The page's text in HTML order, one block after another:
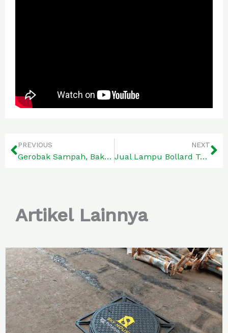
PREVIOUS
Gerobak Sampah, Bak sampah, dan Container Tempat Sampah Berkualitas
NEXT
Jual Lampu Bollard Terpercaya Berkualitas
Artikel Lainnya